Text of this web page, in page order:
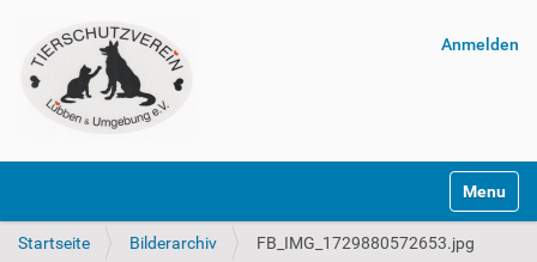
Anmelden
Startseite Bilderarchiv FB_IMG_1729880572653.jpg